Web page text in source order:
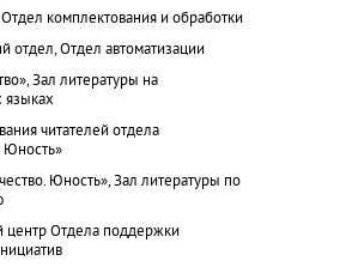
Отдел комплектования и обработки
отдел, Отдел автоматизации
Зал литературы на
языках
читателей отдела
Юность»
Юность», Зал литературы по
Отдела поддержки